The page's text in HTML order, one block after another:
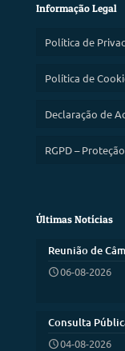
Informação Legal
Política de
Política de
Declaração de
RGPD –
Últimas Notícias
Reunião de
06-08-2026
Consulta
04-08-2026